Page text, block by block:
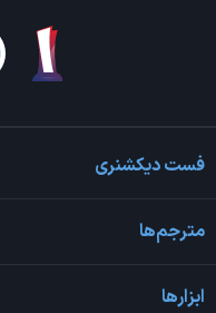
فست دیکشنری
مترجم‌ها
ابزارها